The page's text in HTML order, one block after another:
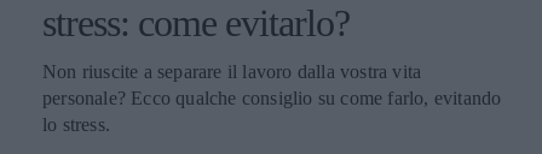
stress: come evitarlo?
Non riuscite a separare il lavoro dalla vostra vita
personale? Ecco qualche consiglio su come farlo, evitando
lo stress.